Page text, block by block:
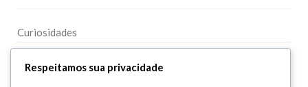
Curiosidades
Dicionário Islâmico
Downloads
Respeitamos sua privacidade